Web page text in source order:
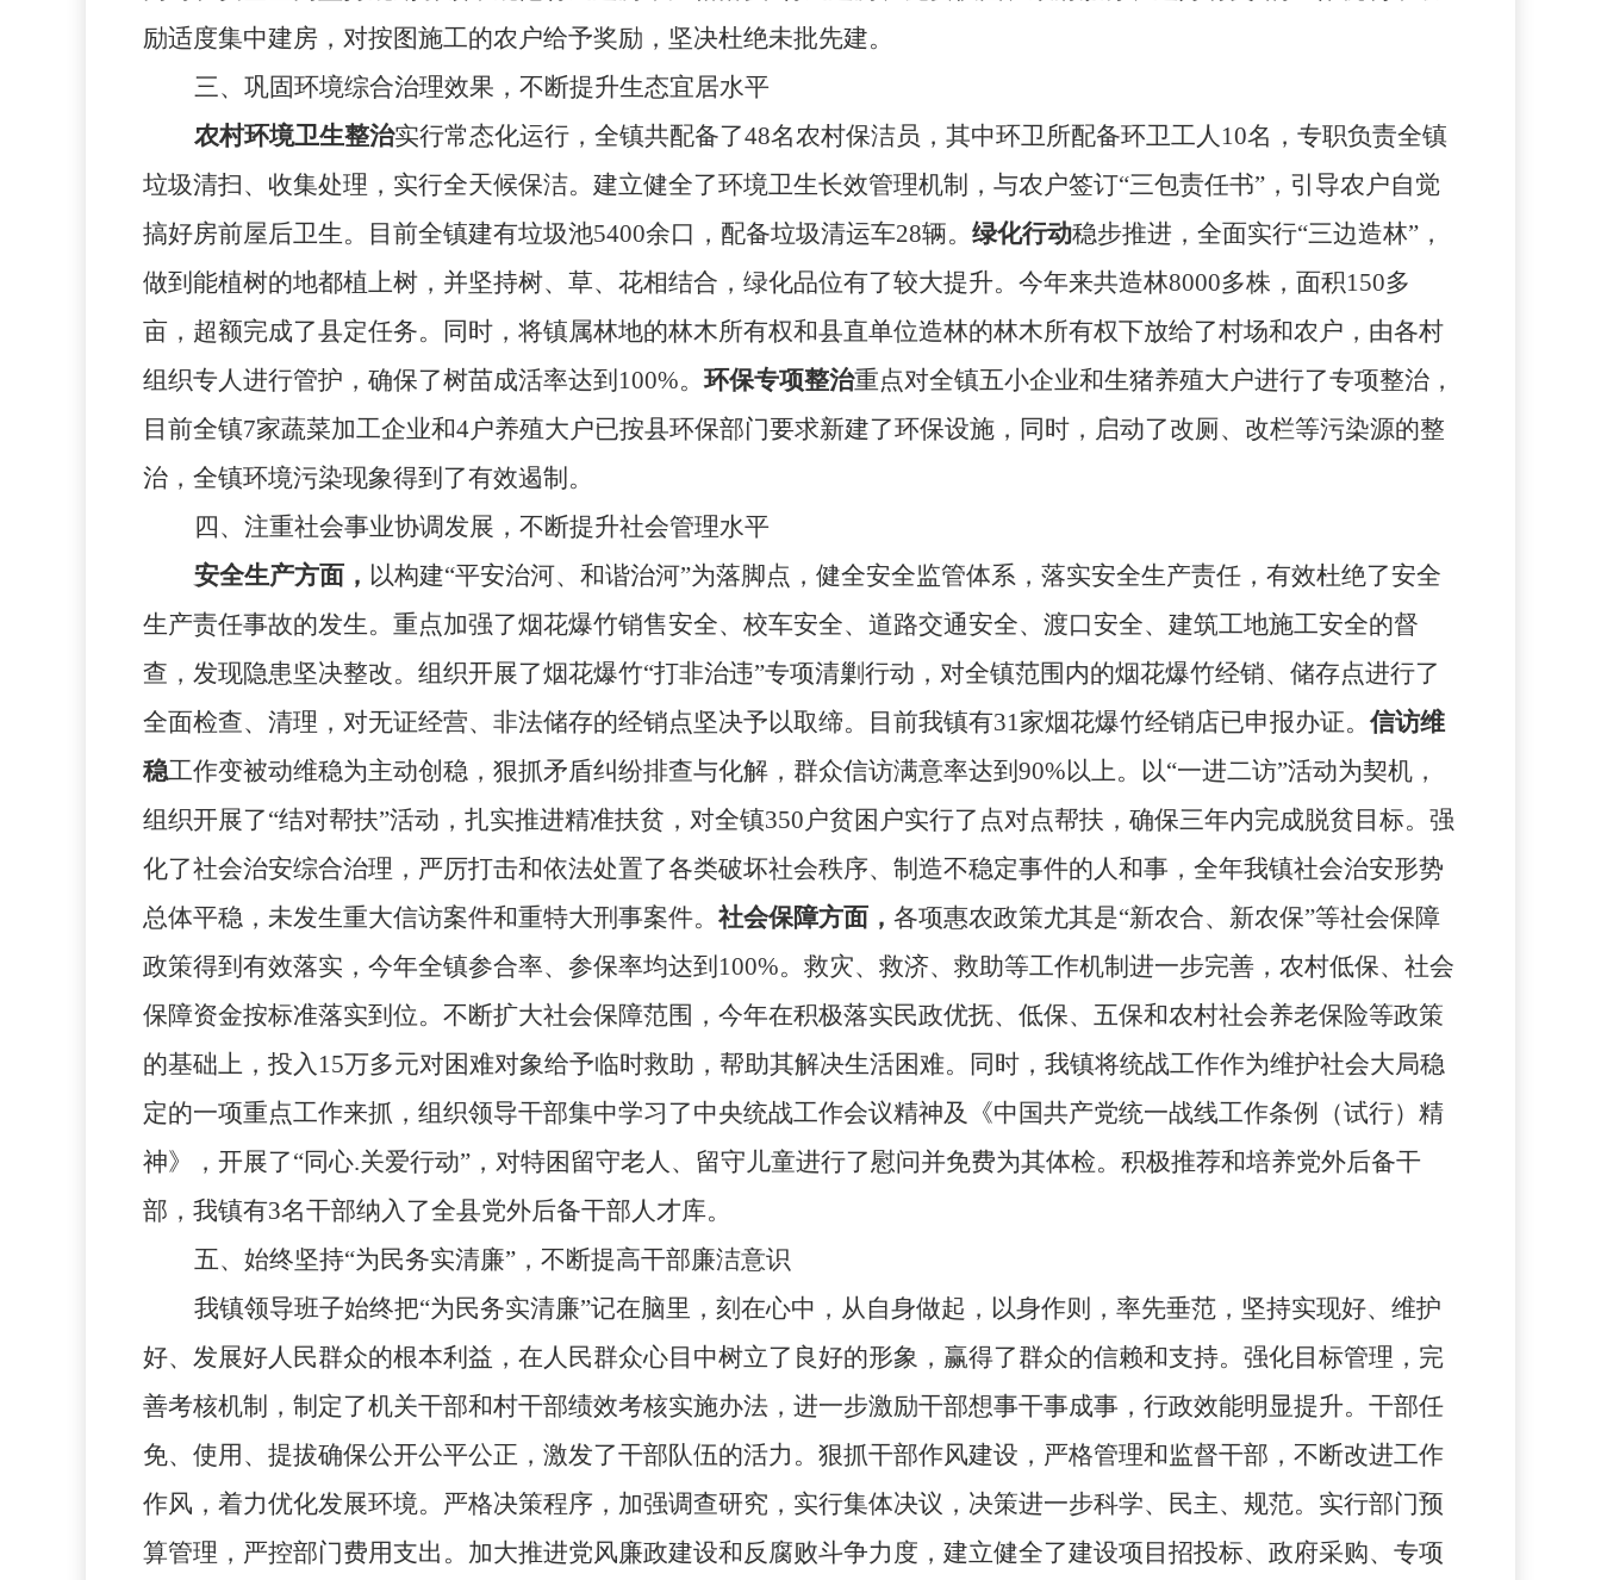
励适度集中建房，对按图施工的农户给予奖励，坚决杜绝未批先建。
三、巩固环境综合治理效果，不断提升生态宜居水平
农村环境卫生整治实行常态化运行，全镇共配备了48名农村保洁员，其中环卫所配备环卫工人 10名，专职负责全镇
垃圾清扫、收集处理，实行全天候保洁。建立健全了环境卫生长效管理机制，与农户签订“三包责任书”，引导农户自觉
搞好房前屋后卫生。目前全镇建有垃圾池5400余口，配备垃圾清运车28辆。 绿化行动稳步推进，全面实行“三边造林”，
做到能植树的地都植上树，并坚持树、草、花相结合，绿化品位有了较大提升。今年来共造林8000多株，面积150多
亩，超额完成了县定任务。同时，将镇属林地的林木所有权和县直单位造林的林木所有权下放给了村场和农户，由各村
组织专人进行管护，确保了树苗成活率达到 100%。环保专项整治重点对全镇五小企业和生猪养殖大户进行了专项整治，
目前全镇7家蔬菜加工企业和4户养殖大户已按县环保部门要求新建了环保设施，同时，启动了改厕、改栏等污染源的整
治，全镇环境污染现象得到了有效遏制。
四、注重社会事业协调发展，不断提升社会管理水平
安全生产方面， 以构建“平安治河、和谐治河”为落脚点，健全安全监管体系，落实安全生产责任，有效杜绝了安全
生产责任事故的发生。重点加强了烟花爆竹销售安全、校车安全、道路交通安全、渡口安全、建筑工地施工安全的督
查，发现隐患坚决整改。组织开展了烟花爆竹“打非治违”专项清剿行动，对全镇范围内的烟花爆竹经销、储存点进行了
全面检查、清理，对无证经营、非法储存的经销点坚决予以取缔。目前我镇有31家烟花爆竹经销店已申报办证。信访维
稳工作变被动维稳为主动创稳，狠抓矛盾纠纷排查与化解，群众信访满意率达到 90%以上。以“一进二访”活动为契机，
组织开展了“结对帮扶”活动，扎实推进精准扶贫，对全镇350户贫困户实行了点对点帮扶，确保三年内完成脱贫目标。强
化了社会治安综合治理，严厉打击和依法处置了各类破坏社会秩序、制造不稳定事件的人和事，全年我镇社会治安形势
总体平稳，未发生重大信访案件和重特大刑事案件。 社会保障方面， 各项惠农政策尤其是“新农合、新农保”等社会保障
政策得到有效落实，今年全镇参合率、参保率均达到 100%。救灾、救济、救助等工作机制进一步完善，农村低保、社会
保障资金按标准落实到位。不断扩大社会保障范围，今年在积极落实民政优抚、低保、五保和农村社会养老保险等政策
的基础上，投入 15万多元对困难对象给予临时救助，帮助其解决生活困难。同时，我镇将统战工作作为维护社会大局稳
定的一项重点工作来抓，组织领导干部集中学习了中央统战工作会议精神及《中国共产党统一战线工作条例（试行）精
神》，开展了“同心.关爱行动”，对特困留守老人、留守儿童进行了慰问并免费为其体检。积极推荐和培养党外后备干
部，我镇有3名干部纳入了全县党外后备干部人才库。
五、始终坚持“为民务实清廉”，不断提高干部廉洁意识
我镇领导班子始终把“为民务实清廉”记在脑里，刻在心中，从自身做起，以身作则，率先垂范，坚持实现好、维护
好、发展好人民群众的根本利益，在人民群众心目中树立了良好的形象，赢得了群众的信赖和支持。强化目标管理，完
善考核机制，制定了机关干部和村干部绩效考核实施办法，进一步激励干部想事干事成事，行政效能明显提升。干部任
免、使用、提拔确保公开公平公正，激发了干部队伍的活力。狠抓干部作风建设，严格管理和监督干部，不断改进工作
作风，着力优化发展环境。严格决策程序，加强调查研究，实行集体决议，决策进一步科学、民主、规范。实行部门预
算管理，严控部门费用支出。加大推进党风廉政建设和反腐败斗争力度，建立健全了建设项目招投标、政府采购、专项